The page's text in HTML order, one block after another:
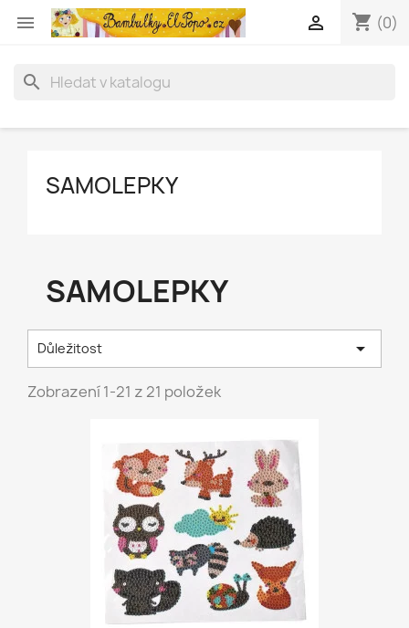
 shopping_cart (0)

search
SAMOLEPKY
SAMOLEPKY
Důležitost 
Zobrazení 1-21 z 21 položek